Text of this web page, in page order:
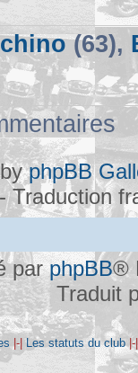
(63),
byphpBB
Traduction
parphpBB®
Traduit
|-| Les statuts du club